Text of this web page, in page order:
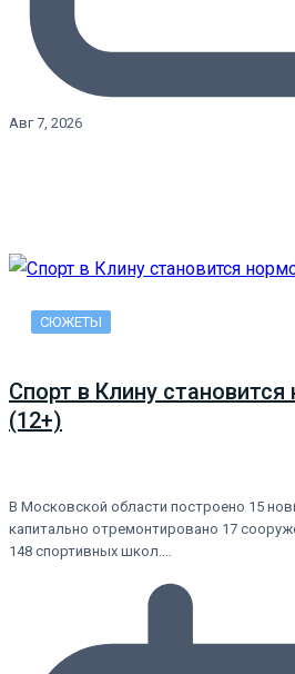
Авг 7, 2026
СЮЖЕТЫ
Спорт в Клину
(12+)
В Московской области построено 15
капитально отремонтировано 17
148 спортивных школ.…